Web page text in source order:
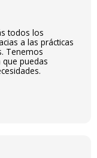
todos los
a las prácticas
Tenemos
puedas